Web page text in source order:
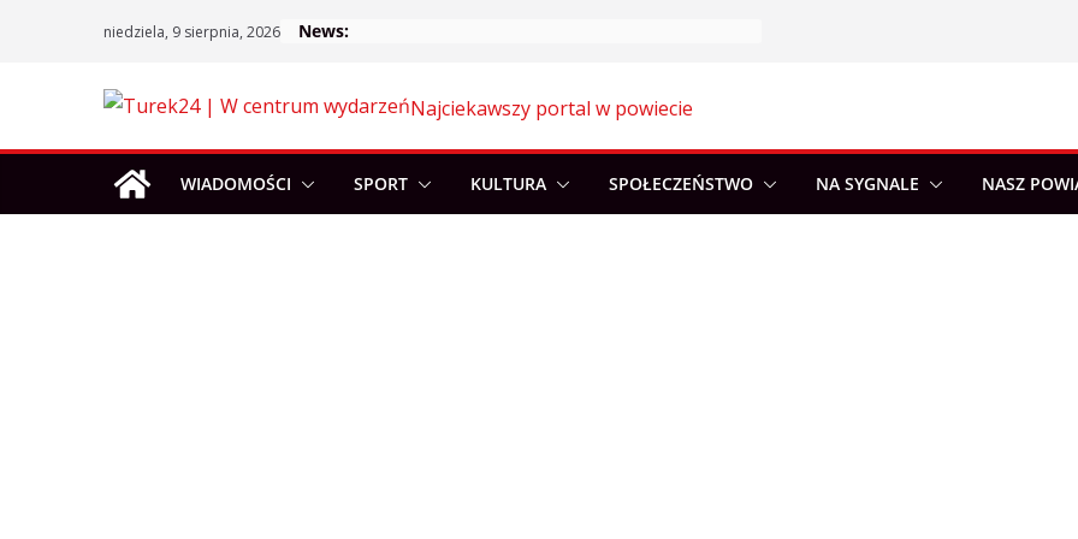
niedziela, 9 sierpnia, 2026 News:
Najciekawszy portal w powiecie
WIADOMOŚCI SPORT KULTURA SPOŁECZEŃSTWO NA SYGNALE NASZ